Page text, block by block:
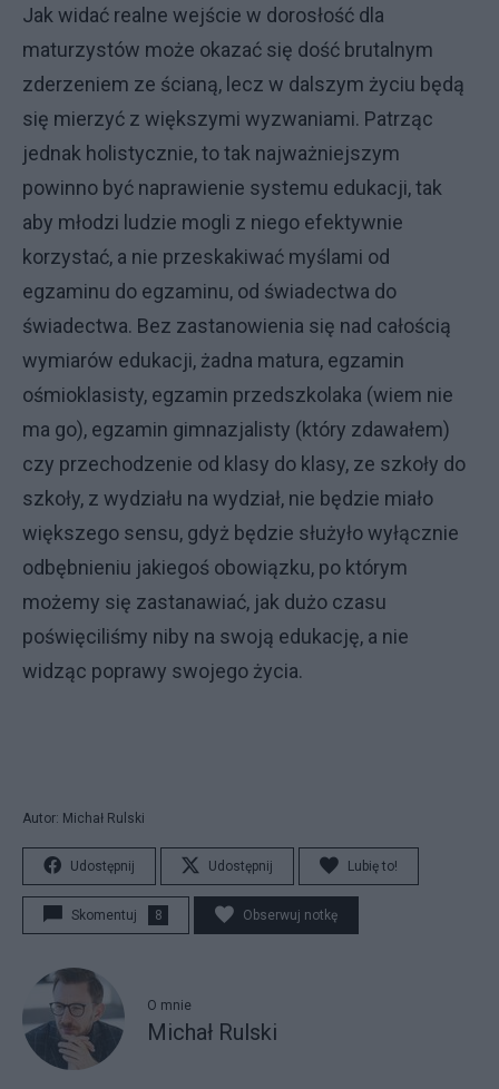
Jak widać realne wejście w dorosłość dla
maturzystów może okazać się dość brutalnym
zderzeniem ze ścianą, lecz w dalszym życiu będą
się mierzyć z większymi wyzwaniami. Patrząc
jednak holistycznie, to tak najważniejszym
powinno być naprawienie systemu edukacji, tak
aby młodzi ludzie mogli z niego efektywnie
korzystać, a nie przeskakiwać myślami od
egzaminu do egzaminu, od świadectwa do
świadectwa. Bez zastanowienia się nad całością
wymiarów edukacji, żadna matura, egzamin
ośmioklasisty, egzamin przedszkolaka (wiem nie
ma go), egzamin gimnazjalisty (który zdawałem)
czy przechodzenie od klasy do klasy, ze szkoły do
szkoły, z wydziału na wydział, nie będzie miało
większego sensu, gdyż będzie służyło wyłącznie
odbębnieniu jakiegoś obowiązku, po którym
możemy się zastanawiać, jak dużo czasu
poświęciliśmy niby na swoją edukację, a nie
widząc poprawy swojego życia.
Autor: Michał Rulski
Udostępnij Udostępnij Lubię to!
Skomentuj 8 Obserwuj notkę
O mnie
Michał Rulski